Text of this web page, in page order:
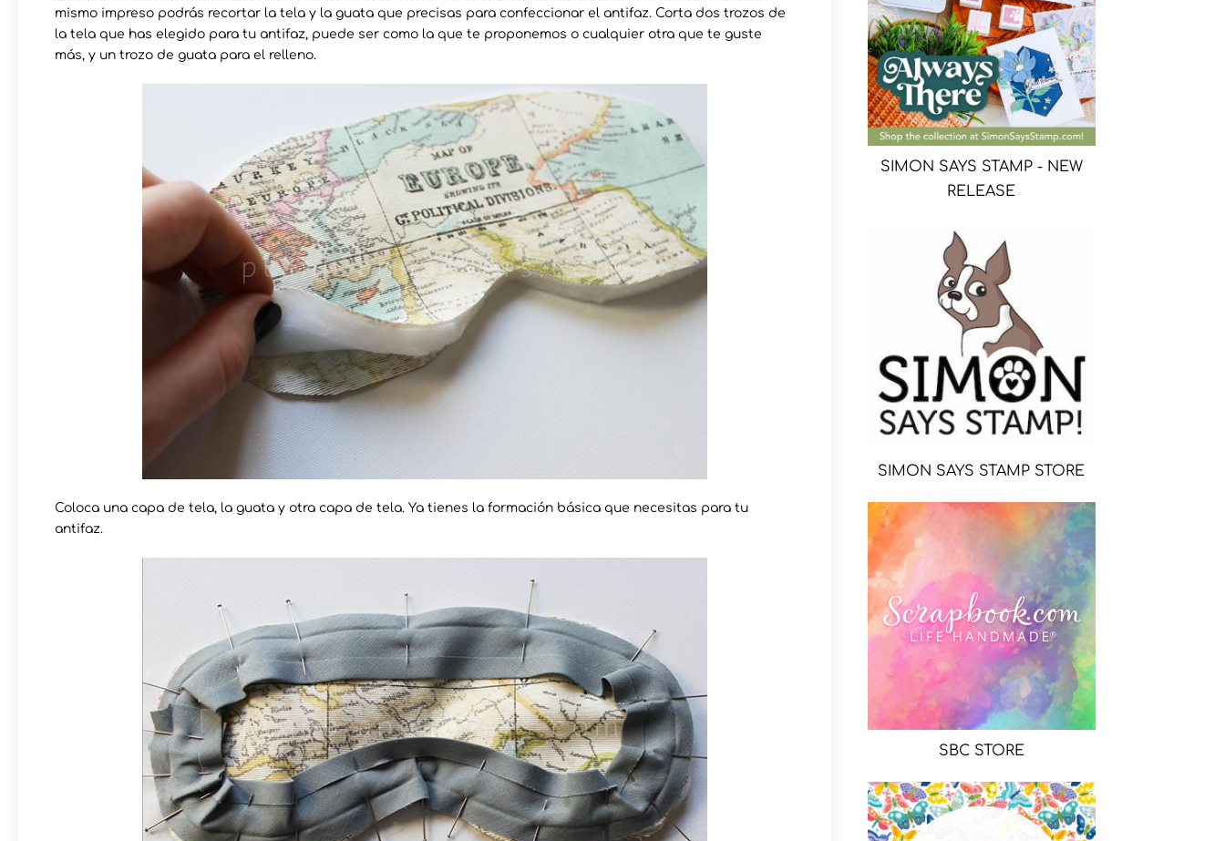
mismo impreso podrás recortar la tela y la guata que precisas para confeccionar el antifaz. Corta dos trozos de
la tela que has elegido para tu antifaz, puede ser como la que te proponemos o cualquier otra que te guste
más, y un trozo de guata para el relleno.
Coloca una capa de tela, la guata y otra capa de tela. Ya tienes la formación básica que necesitas para tu
antifaz.
SIMON SAYS STAMP - NEW
RELEASE
SIMON SAYS STAMP STORE
SBC STORE